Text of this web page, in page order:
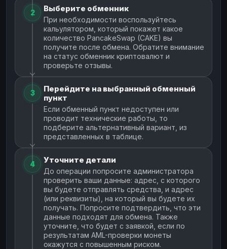
2 Выберите обменник
При необходимости воспользуйтесь
кальулятором, который покажет какое
количество PancakeSwap (CAKE) вы
получите после обмена. Обратите внимание
на статус обменник криптовалют и
проверьте отзывы.
3
Перейдите на выбранный обменный
пункт
Если обменный пункт недоступен или
проводит технические работы, то
подберите альтернативный вариант, из
представленных в таблице.
4 Уточните детали
До операции попросите администратора
проверить ваши данные: адрес, с которого
вы будете отправлять средства, и адрес
(или реквизиты), на который вы будете их
получать. Попросите подтвердить, что эти
данные подходят для обмена. Также
уточните, что будет с заявкой, если по
результатам AML-проверки монеты
окажутся с повышенным риском.